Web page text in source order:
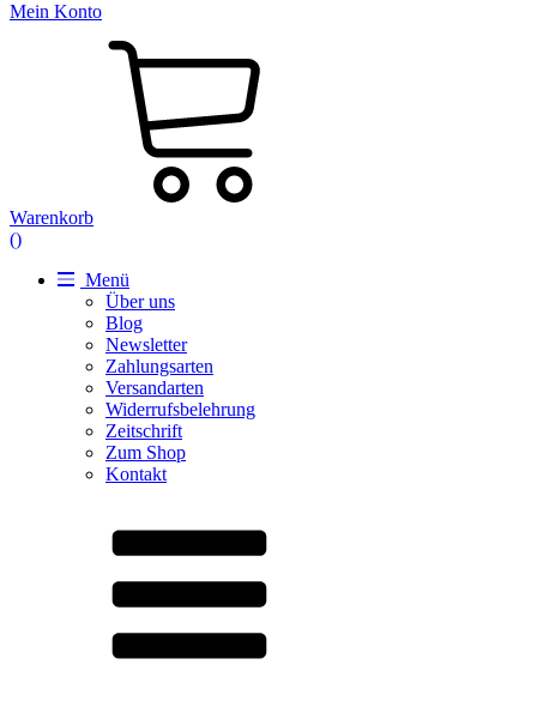
Mein Konto
Warenkorb
()
Menü
Über uns
Blog
Newsletter
Zahlungsarten
Versandarten
Widerrufsbelehrung
Zeitschrift
Zum Shop
Kontakt